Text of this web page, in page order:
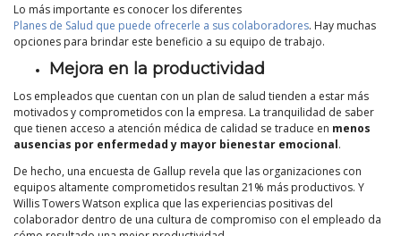
Lo más importante es conocer los diferentes
Planes de Salud que puede ofrecerle a sus colaboradores. Hay muchas
opciones para brindar este beneficio a su equipo de trabajo.
Mejora en la productividad
Los empleados que cuentan con un plan de salud tienden a estar más
motivados y comprometidos con la empresa. La tranquilidad de saber
que tienen acceso a atención médica de calidad se traduce en menos
ausencias por enfermedad y mayor bienestar emocional.
De hecho, una encuesta de Gallup revela que las organizaciones con
equipos altamente comprometidos resultan 21% más productivos. Y
Willis Towers Watson explica que las experiencias positivas del
colaborador dentro de una cultura de compromiso con el empleado da